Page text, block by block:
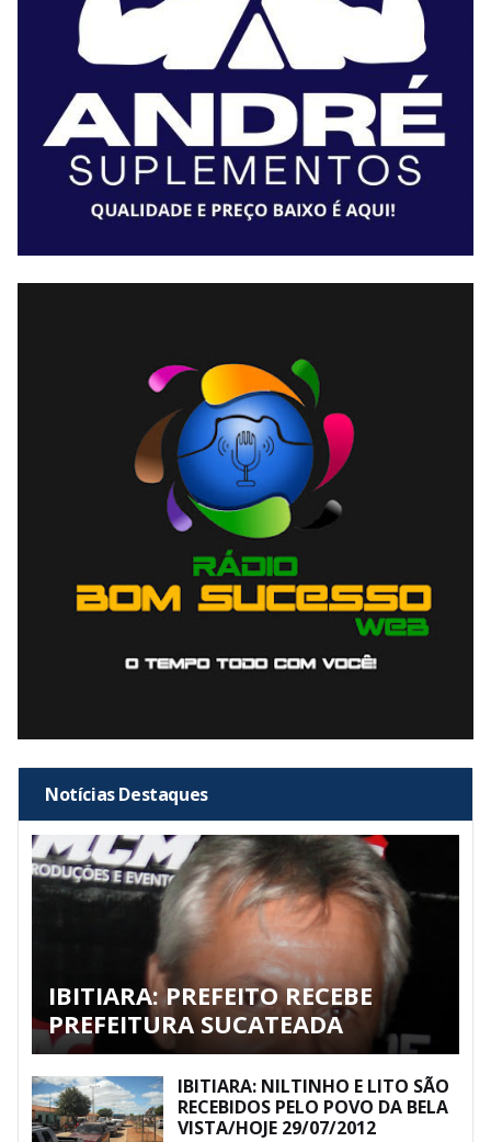
Notícias Destaques
IBITIARA: PREFEITO RECEBE
PREFEITURA SUCATEADA
IBITIARA: NILTINHO E LITO SÃO
RECEBIDOS PELO POVO DA BELA
VISTA/HOJE 29/07/2012